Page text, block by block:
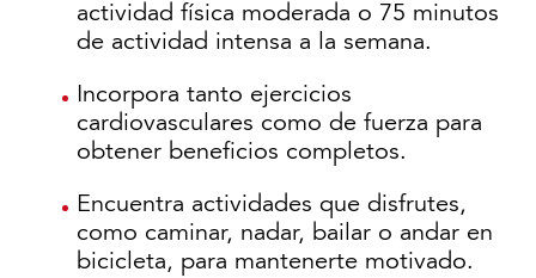
actividad física moderada o 75 minutos
de actividad intensa a la semana.
Incorpora tanto ejercicios
cardiovasculares como de fuerza para
obtener beneficios completos.
Encuentra actividades que disfrutes,
como caminar, nadar, bailar o andar en
bicicleta, para mantenerte motivado.